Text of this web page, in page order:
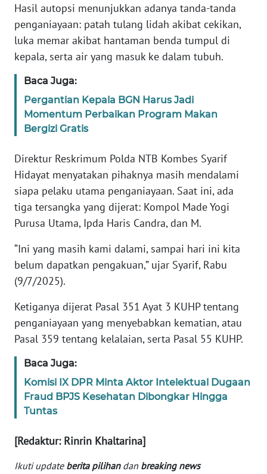
Hasil autopsi menunjukkan adanya tanda-tanda
penganiayaan: patah tulang lidah akibat cekikan,
luka memar akibat hantaman benda tumpul di
kepala, serta air yang masuk ke dalam tubuh.
Baca Juga:
Pergantian Kepala BGN Harus Jadi
Momentum Perbaikan Program Makan
Bergizi Gratis
Direktur Reskrimum Polda NTB Kombes Syarif
Hidayat menyatakan pihaknya masih mendalami
siapa pelaku utama penganiayaan. Saat ini, ada
tiga tersangka yang dijerat: Kompol Made Yogi
Purusa Utama, Ipda Haris Candra, dan M.
“Ini yang masih kami dalami, sampai hari ini kita
belum dapatkan pengakuan,” ujar Syarif, Rabu
(9/7/2025).
Ketiganya dijerat Pasal 351 Ayat 3 KUHP tentang
penganiayaan yang menyebabkan kematian, atau
Pasal 359 tentang kelalaian, serta Pasal 55 KUHP.
Baca Juga:
Komisi IX DPR Minta Aktor Intelektual Dugaan
Fraud BPJS Kesehatan Dibongkar Hingga
Tuntas
[Redaktur: Rinrin Khaltarina]
Ikuti update berita pilihandan breaking news
KONTAK
IKLAN
TENTANG
KAMI
MEDIA
SIBER
REDAKSI
KARIR
DISCLAIMER
Wahana
News
Regional
WN
SUMUT
WN
JAKARTA
JABAR